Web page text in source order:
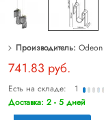
Производитель:
741.83 руб.
Есть на складе: 1
Доставка: 2 - 5 дней